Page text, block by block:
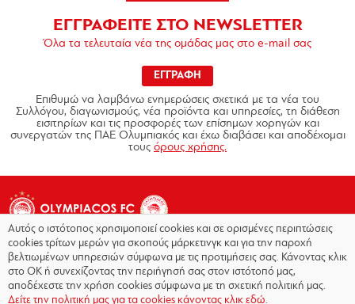
ΕΓΓΡΑΦΕΙΤΕ ΣΤΟ NEWSLETTER
Όλα τα τελευταία νέα της ομάδας μας στο e-mail σας
ΕΓΓΡΑΦΗ
Επιθυμώ να λαμβάνω ενημερώσεις σχετικά με τα νέα του
Συλλόγου, διαγωνισμούς, νέα προϊόντα και υπηρεσίες, τη διάθεση
εισιτηρίων και τις προσφορές των επίσημων χορηγών και
συνεργατών της ΠΑΕ Ολυμπιακός και έχω διαβάσει και αποδέχομαι
τους όρους χρήσης.
Copyright © 2026 - Olympiacos.org
Αυτός ο ιστότοπος χρησιμοποιεί cookies και σε ορισμένες περιπτώσεις
cookies τρίτων μερών για σκοπούς μάρκετινγκ και για την παροχή
βελτιωμένων υπηρεσιών σύμφωνα με τις προτιμήσεις σας. Κάνοντας κλικ
στο OK ή συνεχίζοντας την περιήγησή σας στον ιστότοπό μας,
αποδέχεστε την χρήση cookies σύμφωνα με τη σχετική πολιτική μας.
Δείτε την πολιτική μας για τα cookies κάνοντας κλικ εδώ.